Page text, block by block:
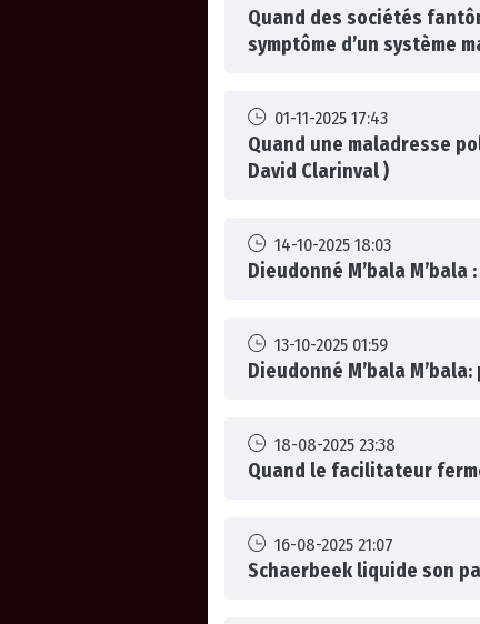
Quand des sociétés
symptôme d’un système
01-11-2025 17:43
Quand une maladresse
David Clarinval )
14-10-2025 18:03
Dieudonné M’bala
13-10-2025 01:59
Dieudonné M’bala
18-08-2025 23:38
Quand le facilitateur
16-08-2025 21:07
Schaerbeek liquide son